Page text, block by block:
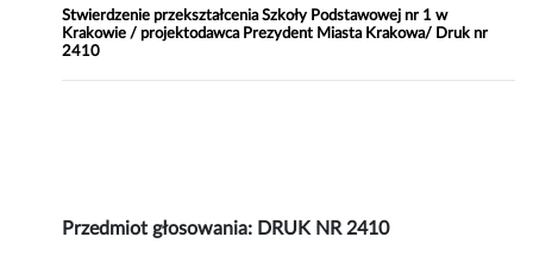
Stwierdzenie przekształcenia Szkoły Podstawowej nr 1 w
Krakowie / projektodawca Prezydent Miasta Krakowa/ Druk nr
2410
Przedmiot głosowania: DRUK NR 2410